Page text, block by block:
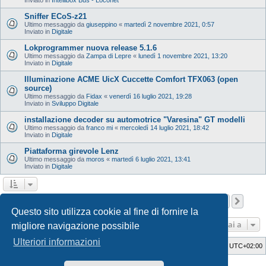
Questo sito utilizza cookie al fine di fornire la
migliore navigazione possibile
Ulteriori informazioni
Sniffer ECoS-z21
Ultimo messaggio da giuseppino « martedì 2 novembre 2021, 0:57
Inviato in Digitale
Lokprogrammer nuova release 5.1.6
Ultimo messaggio da Zampa di Lepre « lunedì 1 novembre 2021, 13:20
Inviato in Digitale
Illuminazione ACME UicX Cuccette Comfort TFX063 (open
source)
Ultimo messaggio da Fidax « venerdì 16 luglio 2021, 19:28
Inviato in Sviluppo Digitale
installazione decoder su automotrice "Varesina" GT modelli
Ultimo messaggio da franco mi « mercoledì 14 luglio 2021, 18:42
Inviato in Digitale
Piattaforma girevole Lenz
Ultimo messaggio da moros « martedì 6 luglio 2021, 13:41
Inviato in Digitale
Vai a
Indice UTC+02:00
GTA game